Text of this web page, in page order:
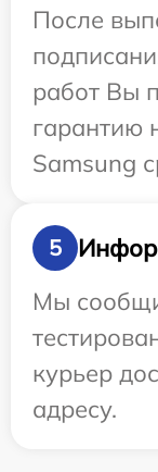
После
работ Вы
гарантию
Samsung
5
Мы
курьер
адресу.